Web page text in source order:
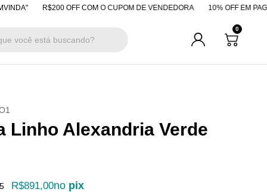
R$200 OFF COM O CUPOM DE VENDEDORA 10% OFF EM PAGAMENTOS
0
Linho Alexandria Verde
R$891,00no pix